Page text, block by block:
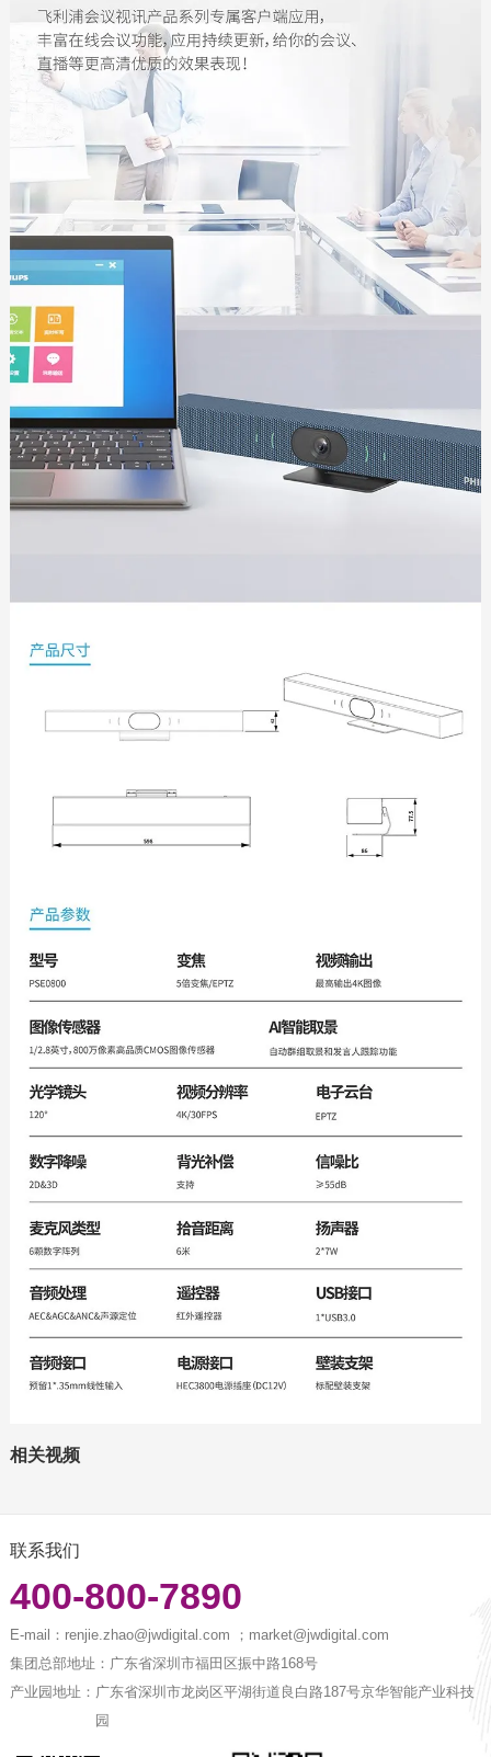
相关视频
联系我们
400-800-7890
E-mail： renjie.zhao@jwdigital.com ；market@jwdigital.com
集团总部地址： 广东省深圳市福田区振中路168号
产业园地址： 广东省深圳市龙岗区平湖街道良白路187号京华智能产业科技
园